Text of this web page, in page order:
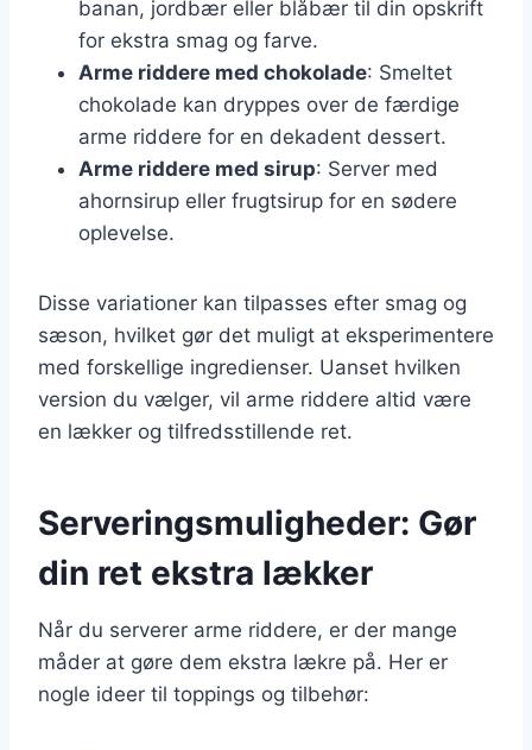
banan, jordbær eller blåbær til din opskrift
for ekstra smag og farve.
Arme riddere med chokolade: Smeltet
chokolade kan dryppes over de færdige
arme riddere for en dekadent dessert.
Arme riddere med sirup: Server med
ahornsirup eller frugtsirup for en sødere
oplevelse.
Disse variationer kan tilpasses efter smag og
sæson, hvilket gør det muligt at eksperimentere
med forskellige ingredienser. Uanset hvilken
version du vælger, vil arme riddere altid være
en lækker og tilfredsstillende ret.
Serveringsmuligheder: Gør
din ret ekstra lækker
Når du serverer arme riddere, er der mange
måder at gøre dem ekstra lækre på. Her er
nogle ideer til toppings og tilbehør: